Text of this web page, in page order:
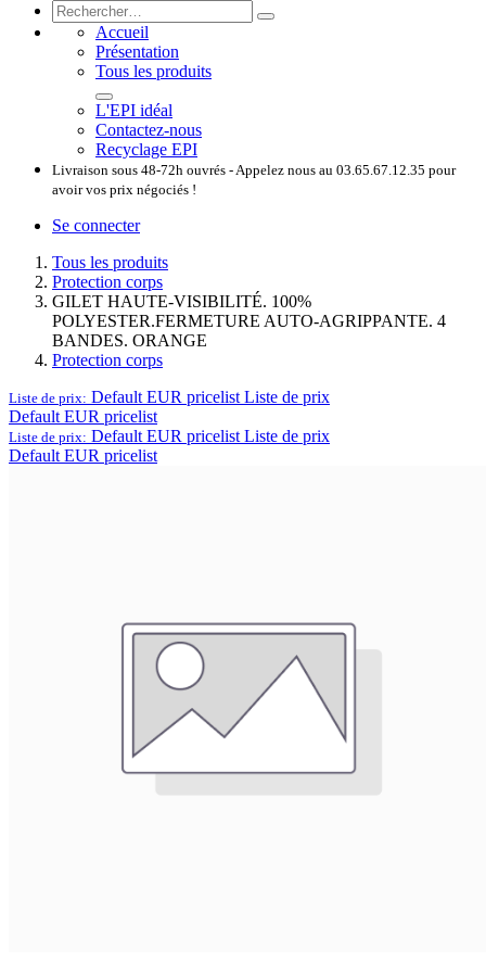
Accueil
Présentation
Tous les produits
L'EPI idéal
Contactez-nous
Recyclage EPI
Livraison sous 48-72h ouvrés - Appelez nous au 03.65.67.12.35 pour
avoir vos prix négociés !
Se connecter
Tous les produits
Protection corps
GILET HAUTE-VISIBILITÉ. 100%
POLYESTER.FERMETURE AUTO-AGRIPPANTE. 4
BANDES. ORANGE
Protection corps
Liste de prix: Default EUR pricelist Liste de prix
Default EUR pricelist
Liste de prix: Default EUR pricelist Liste de prix
Default EUR pricelist